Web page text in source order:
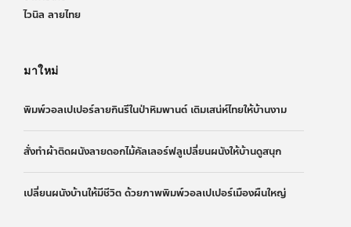
ไวนิล ลายไทย
มาใหม่
พิมพ์วอลเปเปอร์ลายกินรีในป่าหิมพานต์ เติมเสน่ห์ไทยให้บ้านงาม
สั่งทำผ้าติดผนังลายดอกไม้คัลเลอร์ฟลูเปลี่ยนผนังให้บ้านดูสนุก
เปลี่ยนผนังบ้านให้มีชีวิต ด้วยภาพพิมพ์วอลเปเปอร์เมืองผืนใหญ่